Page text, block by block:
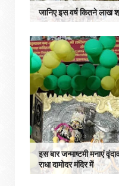
जानिए इस वर्ष कितने लाख
इस बार जन्माष्टमी मनाएं
राधा दामोदर मंदिर में